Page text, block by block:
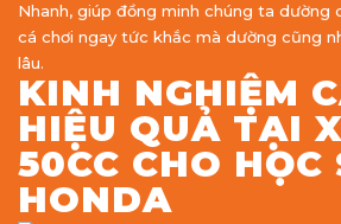
Nhanh, giúp đồng minh chúng ta dường
cá chơi ngay tức khắc mà dường cũng
lâu.
KINH NGHIỆM
HIỆU QUẢ TẠI
50CC CHO HỌC
HONDA